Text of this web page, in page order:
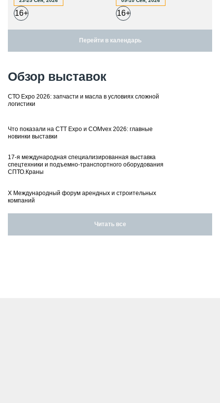
16+ 16+
Перейти в календарь
Обзор выставок
СТО Expo 2026: запчасти и масла в условиях сложной
логистики
Что показали на CTT Expo и COMvex 2026: главные
новинки выставки
17-я международная специализированная выставка
спецтехники и подъемно-транспортного оборудования
СПТО.Краны
X Международный форум арендных и строительных
компаний
Читать все